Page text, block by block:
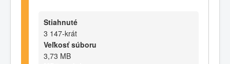
Stiahnuté
3 147-krát
Veľkosť súboru
3,73 MB